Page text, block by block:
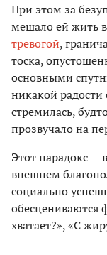
При этом за
мешало ей жить
тревогой,
тоска,
основными
никакой
стремилась,
прозвучало на
Этот парадокс —
внешнем
социально
обесцениваются
хватает?», «С